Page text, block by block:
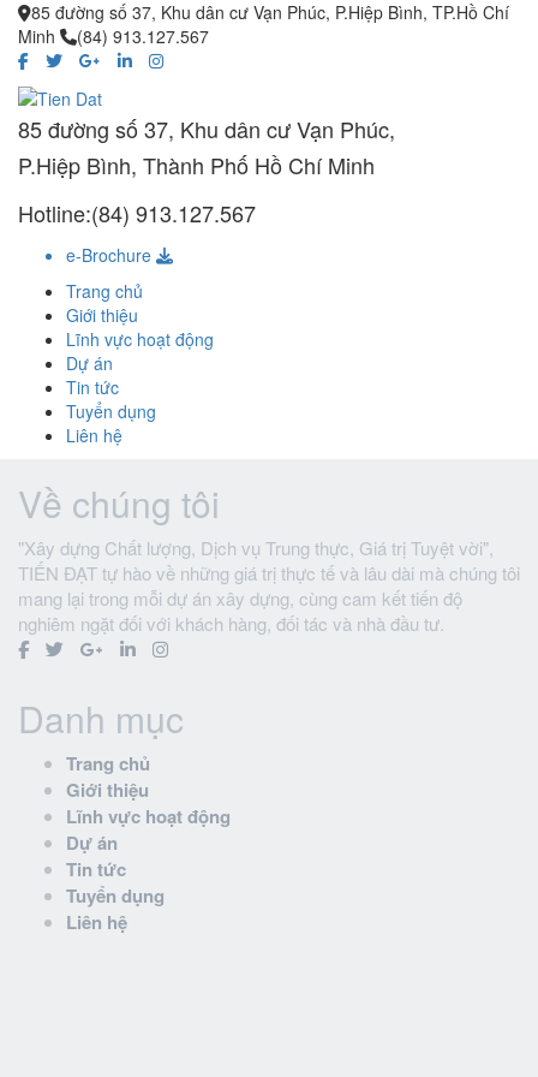
85 đường số 37, Khu dân cư Vạn Phúc, P.Hiệp Bình, TP.Hồ Chí
Minh
(84) 913.127.567
85 đường số 37, Khu dân cư Vạn Phúc,
P.Hiệp Bình, Thành Phố Hồ Chí Minh
Hotline:(84) 913.127.567
e-Brochure
Trang chủ
Giới thiệu
Lĩnh vực hoạt động
Dự án
Tin tức
Tuyển dụng
Liên hệ
Về chúng tôi
"Xây dựng Chất lượng, Dịch vụ Trung thực, Giá trị Tuyệt vời",
TIẾN ĐẠT tự hào về những giá trị thực tế và lâu dài mà chúng tôi
mang lại trong mỗi dự án xây dựng, cùng cam kết tiến độ
nghiêm ngặt đối với khách hàng, đối tác và nhà đầu tư.
Danh mục
Trang chủ
Giới thiệu
Lĩnh vực hoạt động
Dự án
Tin tức
Tuyển dụng
Liên hệ